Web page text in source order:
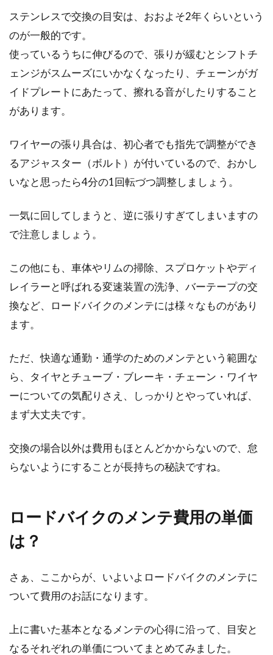
ステンレスで交換の目安は、おおよそ2年くらいという
のが一般的です。
使っているうちに伸びるので、張りが緩むとシフトチ
ェンジがスムーズにいかなくなったり、チェーンがガ
イドプレートにあたって、擦れる音がしたりすること
があります。
ワイヤーの張り具合は、初心者でも指先で調整ができ
るアジャスター（ボルト）が付いているので、おかし
いなと思ったら4分の1回転づつ調整しましょう。
一気に回してしまうと、逆に張りすぎてしまいますの
で注意しましょう。
この他にも、車体やリムの掃除、スプロケットやディ
レイラーと呼ばれる変速装置の洗浄、バーテープの交
換など、ロードバイクのメンテには様々なものがあり
ます。
ただ、快適な通勤・通学のためのメンテという範囲な
ら、タイヤとチューブ・ブレーキ・チェーン・ワイヤ
ーについての気配りさえ、しっかりとやっていれば、
まず大丈夫です。
交換の場合以外は費用もほとんどかからないので、怠
らないようにすることが長持ちの秘訣ですね。
ロードバイクのメンテ費用の単価
は？
さぁ、ここからが、いよいよロードバイクのメンテに
ついて費用のお話になります。
上に書いた基本となるメンテの心得に沿って、目安と
なるそれぞれの単価についてまとめてみました。